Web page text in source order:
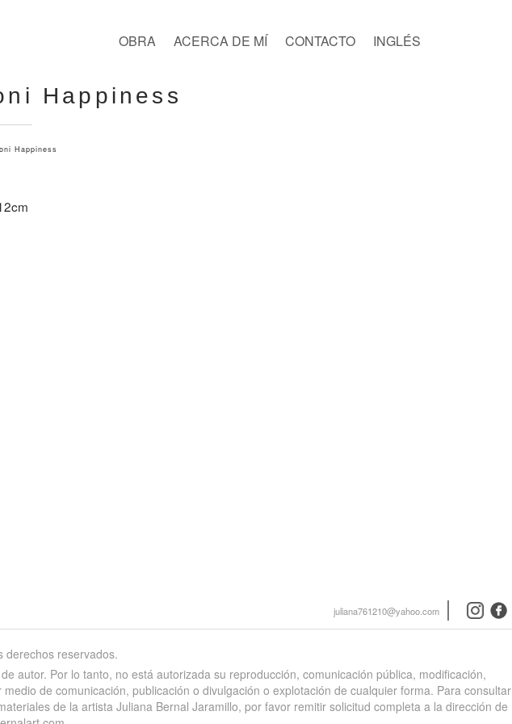
OBRA ACERCA DE MÍ CONTACTO INGLÉS
Happiness
Happiness
juliana761210@yahoo.com
derechos reservados.
autor. Por lo tanto, no está autorizada su reproducción, comunicación pública, modificación,
de comunicación, publicación o divulgación o explotación de cualquier forma. Para consultar
de la artista Juliana Bernal Jaramillo, por favor remitir solicitud completa a la dirección de